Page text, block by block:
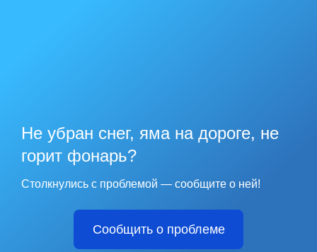
Не убран снег, яма на дороге, не
горит фонарь?
Столкнулись с проблемой — сообщите о ней!
Сообщить о проблеме